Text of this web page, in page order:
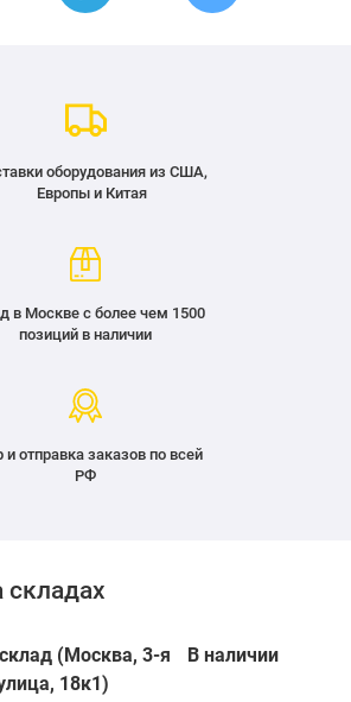
оборудования из США,
Европы и Китая
в Москве с более чем 1500
позиций в наличии
и отправка заказов по всей
РФ
складах
(Москва, 3-я
18к1)
В наличии